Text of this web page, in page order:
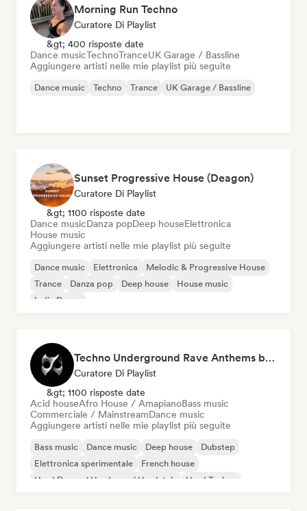
Morning Run Techno
Curatore Di Playlist
&gt; 400 risposte date
Dance musicTechnoTranceUK Garage / Bassline
Aggiungere artisti nelle mie playlist più seguite
Dance music Techno Trance UK Garage / Bassline
Sunset Progressive House (Deagon)
Curatore Di Playlist
&gt; 1100 risposte date
Dance musicDanza popDeep houseElettronica
House music
Aggiungere artisti nelle mie playlist più seguite
Dance music Elettronica
Melodic & Progressive House
Trance
Danza pop Deep house
House music
Indie Dance
Techno Underground Rave Anthems by Orphium
Curatore Di Playlist
&gt; 1100 risposte date
Acid houseAfro House / AmapianoBass music
Commerciale / MainstreamDance music
Aggiungere artisti nelle mie playlist più seguite
Bass music Dance music Deep house
Dubstep
Elettronica sperimentale
French house
Hard Dance / Hardcore / Hardstyle
Hard Techno